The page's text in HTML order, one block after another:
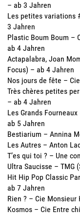
– ab 3 Jahren
Les petites variations
3 Jahren
Plastic Boum Boum –
ab 4 Jahren
Actapalabra, Joan
Focus) – ab 4 Jahren
Nos jours de fête –
Très chères petites
– ab 4 Jahren
Les Grands
ab 5 Jahren
Bestiarium – Annina
Les Autres – Anton
T’es qui toi ? – Une
Ultra Saucisse – TMG
Hit Hip Pop Classic
ab 7 Jahren
Rien ? – Cie Monsieur
Kosmos – Cie Entre